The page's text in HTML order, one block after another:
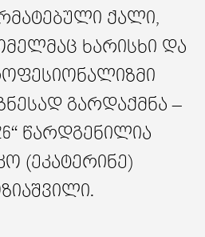
ქალი,
ხარისხი და
გარდაქმნა –
წარდგენილია
(ეკატერინე)